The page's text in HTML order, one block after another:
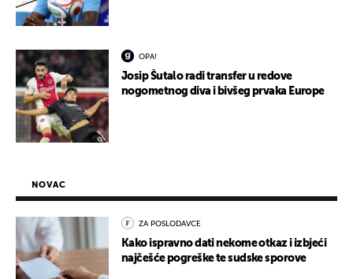
OPA!
Josip Šutalo radi transfer u redove
nogometnog diva i bivšeg prvaka Europe
NOVAC
ZA POSLODAVCE
Kako ispravno dati nekome otkaz i izbjeći
najčešće pogreške te sudske sporove